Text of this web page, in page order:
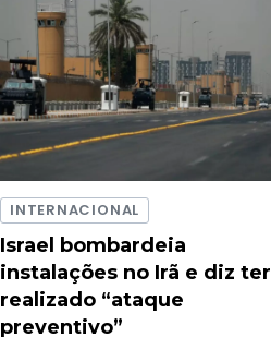
INTERNACIONAL
Israel bombardeia
instalações no Irã e diz ter
realizado “ataque
preventivo”